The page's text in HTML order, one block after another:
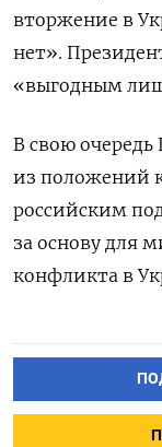
вторжение в
нет».
«выгодным
В свою очередь
из положений
российским
за основу для
конфликта в